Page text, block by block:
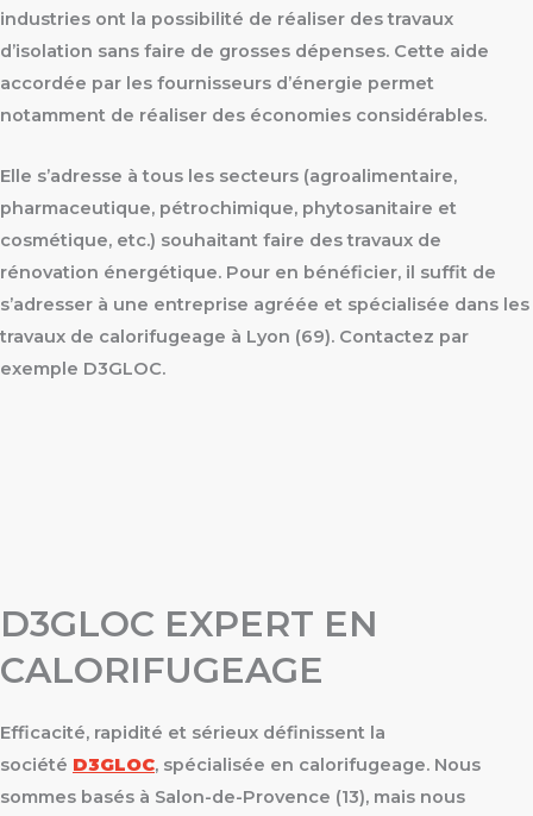
industries ont la possibilité de réaliser des travaux
d’isolation sans faire de grosses dépenses. Cette aide
accordée par les fournisseurs d’énergie permet
notamment de réaliser des économies considérables.
Elle s’adresse à tous les secteurs (agroalimentaire,
pharmaceutique, pétrochimique, phytosanitaire et
cosmétique, etc.) souhaitant faire des travaux de
rénovation énergétique. Pour en bénéficier, il suffit de
s’adresser à une entreprise agréée et spécialisée dans les
travaux de calorifugeage à Lyon (69). Contactez par
exemple D3GLOC.
D3GLOC EXPERT EN
CALORIFUGEAGE
Efficacité, rapidité et sérieux définissent la
société D3GLOC, spécialisée en calorifugeage. Nous
sommes basés à Salon-de-Provence (13), mais nous